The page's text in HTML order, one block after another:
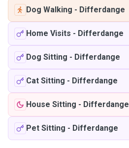
Dog Walking - Differdange
Home Visits - Differdange
Dog Sitting - Differdange
Cat Sitting - Differdange
House Sitting - Differdange
Pet Sitting - Differdange